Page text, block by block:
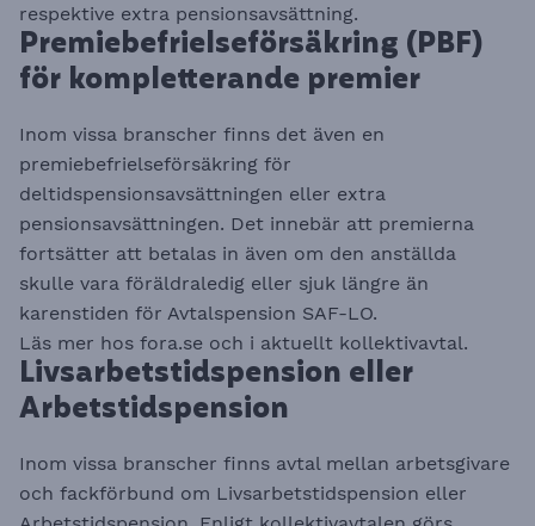
respektive extra pensionsavsättning. ​​​​​​​
Premiebefrielseförsäkring (PBF)
för kompletterande premier
Inom vissa branscher finns det även en
premiebefrielseförsäkring för
deltidspensionsavsättningen eller extra
pensionsavsättningen. Det innebär att premierna
fortsätter att betalas in även om den anställda
skulle vara föräldraledig eller sjuk längre än
karenstiden för Avtalspension SAF-LO.
Läs mer hos fora.se och i aktuellt kollektivavtal. ​​​​​​​
Livsarbetstidspension eller
Arbetstidspension
Inom vissa branscher finns avtal mellan arbetsgivare
och fackförbund om Livsarbetstidspension eller